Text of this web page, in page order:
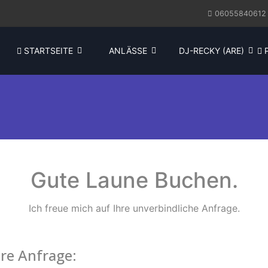
06055840612
STARTSEITE ANLÄSSE DJ-RECKY (ARE)
Gute Laune Buchen.
Ich freue mich auf Ihre unverbindliche Anfrage.
Anfrage: